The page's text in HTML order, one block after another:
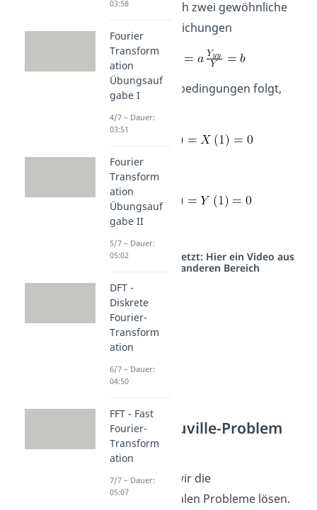
Es ergeben sich zwei gewöhnliche
Differentialgleichungen
Aus den Randbedingungen folgt,
sind und
sind.
Studyflix vernetzt: Hier ein Video aus
einem anderen Bereich
Sturm-Liouville-Problem
lösen
Jetzt können wir die
eindimensionalen Probleme lösen.
03:58
Fourier
Transform
ation
Übungsauf
gabe I
4/7 – Dauer:
03:51
Fourier
Transform
ation
Übungsauf
gabe II
5/7 – Dauer:
05:02
DFT -
Diskrete
Fourier-
Transform
ation
6/7 – Dauer:
04:50
FFT - Fast
Fourier-
Transform
ation
7/7 – Dauer:
05:07